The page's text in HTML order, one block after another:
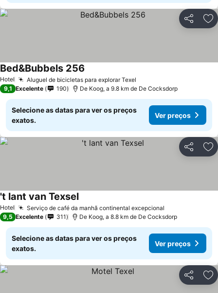
Partilhar
Hotel Aluguel de bicicletas para explorar Texel
Bed&Bubbels 256
9,1 Excelente 190 De Koog, a 9.8 km de De Cocksdorp
Selecione as datas para ver os preços
exatos.
Ver preços
Partilhar
Hotel Serviço de café da manhã continental excepcional
't lant van Texsel
9,5 Excelente 311 De Koog, a 8.8 km de De Cocksdorp
Selecione as datas para ver os preços
exatos.
Ver preços
Partilhar